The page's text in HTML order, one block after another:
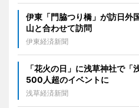
伊東「門脇つり橋」が訪日
山と合わせて訪問
伊東経済新聞
「花火の日」に浅草神社で
500人超のイベントに
浅草経済新聞